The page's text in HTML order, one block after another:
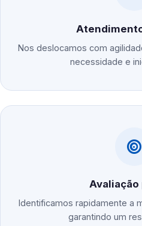
Nos deslocamos com
necessidade e
Avaliação
Identificamos rapidamente a
garantindo um